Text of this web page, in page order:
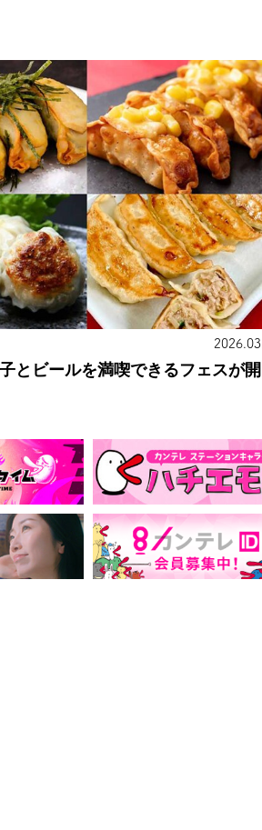
とビールを満喫できるフェスが開